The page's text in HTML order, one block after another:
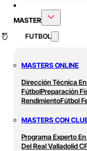
MASTER
FUTBOL
MASTERS ONLINE
Dirección Técnica
FútbolPreparación
RendimientoFútbol
MASTERS CON
Programa Experto
Del Real Valladolid